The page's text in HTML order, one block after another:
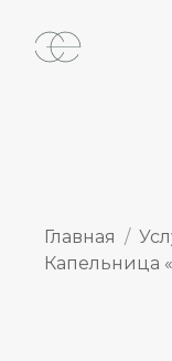
Главная
Капельница